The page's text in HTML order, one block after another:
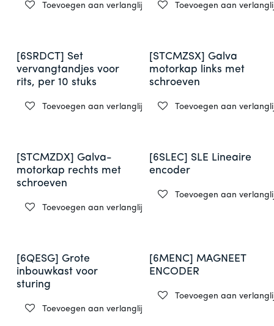
Toevoegen aan verlanglijst Toevoegen aan
[6SRDCT] Set
vervangtandjes voor
rits, per 10 stuks
Toevoegen aan verlanglijst
[STCMZSX] Galva
motorkap links met
schroeven
Toevoegen aan
[STCMZDX] Galva-
motorkap rechts met
schroeven
Toevoegen aan verlanglijst
[6SLEC] SLE Lineaire
encoder
Toevoegen aan
[6QESG] Grote
inbouwkast voor
sturing
Toevoegen aan verlanglijst
[6MENC] MAGNEET
ENCODER
Toevoegen aan